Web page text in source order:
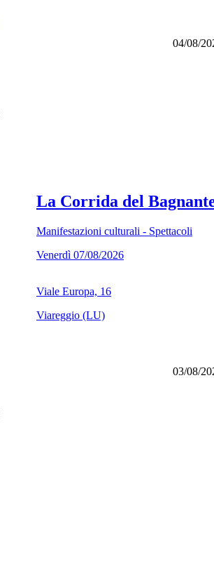
04/08/
La Corrida del
Manifestazioni culturali - Spettacoli
Venerdì 07/08/2026
Viale Europa, 16
Viareggio (LU)
03/08/